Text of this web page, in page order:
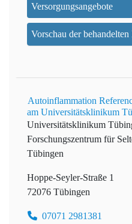
Versorgungsangebote
Vorschau der
Autoinflammation
am Universitätsklinikum
Universitätsklinikum
Forschungszentrum für
Tübingen
Hoppe-Seyler-Straße 1
72076 Tübingen
07071 2981381